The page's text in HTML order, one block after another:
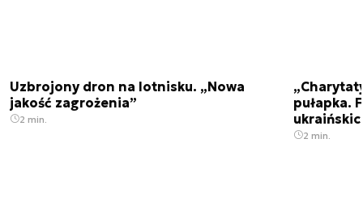
Uzbrojony dron na lotnisku. „Nowa
jakość zagrożenia”
2 min.
pułapka.
2 min.